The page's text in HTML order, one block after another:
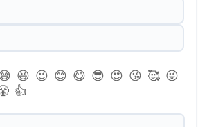
😆 😉 😊 😋 😎 😍 😘 🥰 😜
👍